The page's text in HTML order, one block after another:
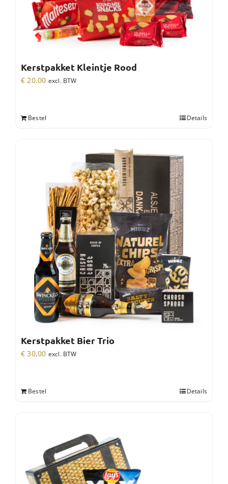
Kerstpakket Kleintje Rood
€ 20,00 excl. BTW
Bestel Details
Kerstpakket Bier Trio
€ 30,00 excl. BTW
Bestel Details